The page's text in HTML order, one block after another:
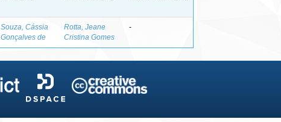
Souza, Cássia
Gonçalves de
Rotta, Jeane
Cristina Gomes
-